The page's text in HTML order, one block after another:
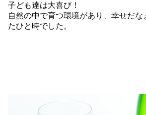
子ども達は大喜び！
自然の中で育つ環境があり、幸せだな
たひと時でした。